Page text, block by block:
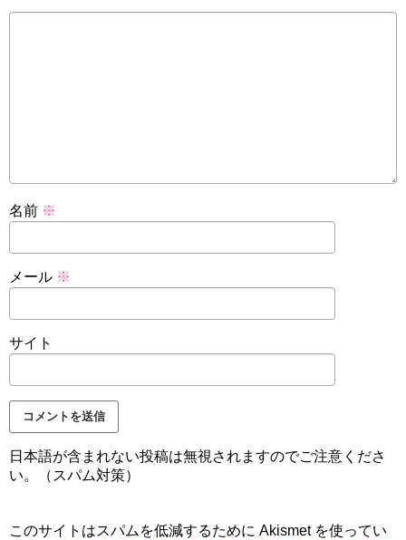
名前 ※
メール ※
サイト
日本語が含まれない投稿は無視されますのでご注意くださ
い。（スパム対策）
このサイトはスパムを低減するために Akismet を使ってい